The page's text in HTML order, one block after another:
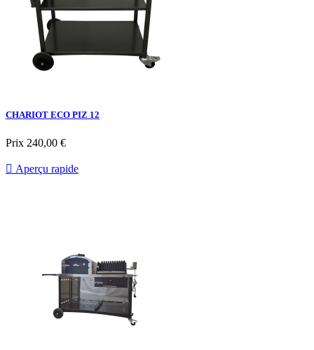
CHARIOT ECO PIZ 12
Prix 240,00 €
 Aperçu rapide